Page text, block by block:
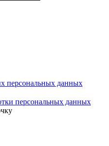
персональных данных
персональных данных